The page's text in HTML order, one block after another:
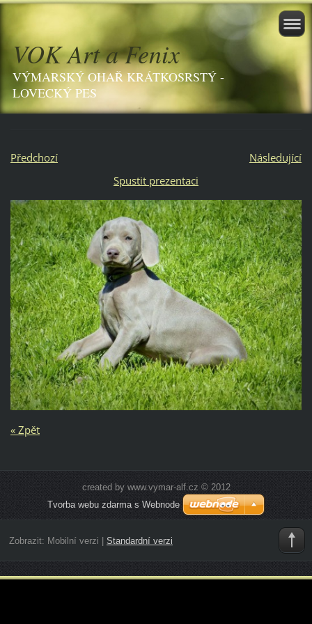
VOK Art a Fenix
VÝMARSKÝ OHAŘ KRÁTKOSRSTÝ -
LOVECKÝ PES
Předchozí
Následující
Spustit prezentaci
« Zpět
created by www.vymar-alf.cz © 2012
Tvorba webu zdarma s Webnode
Zobrazit: Mobilní verzi Standardní verzi